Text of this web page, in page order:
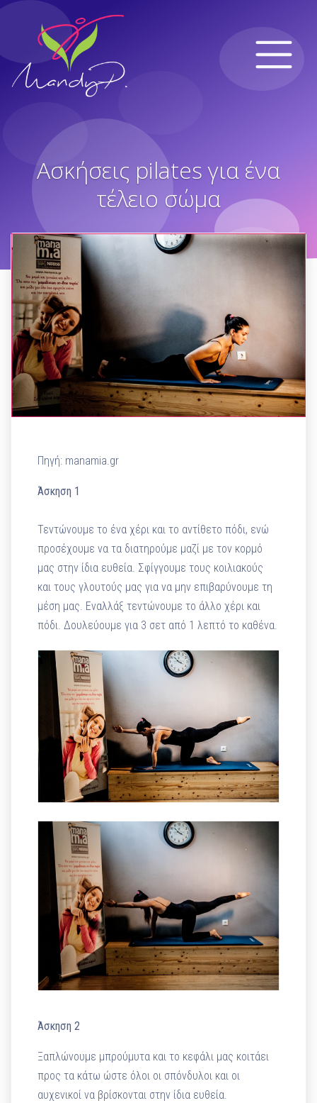
Ασκήσεις pilates για ένα
τέλειο σώμα
Πηγή: manamia.gr
Άσκηση 1
Τεντώνουμε το ένα χέρι και το αντίθετο πόδι, ενώ
προσέχουμε να τα διατηρούμε μαζί με τον κορμό
μας στην ίδια ευθεία. Σφίγγουμε τους κοιλιακούς
και τους γλουτούς μας για να μην επιβαρύνουμε τη
μέση μας. Εναλλάξ τεντώνουμε το άλλο χέρι και
πόδι. Δουλεύουμε για 3 σετ από 1 λεπτό το καθένα.
Άσκηση 2
Ξαπλώνουμε μπρούμυτα και το κεφάλι μας κοιτάει
προς τα κάτω ώστε όλοι οι σπόνδυλοι και οι
αυχενικοί να βρίσκονται στην ίδια ευθεία.